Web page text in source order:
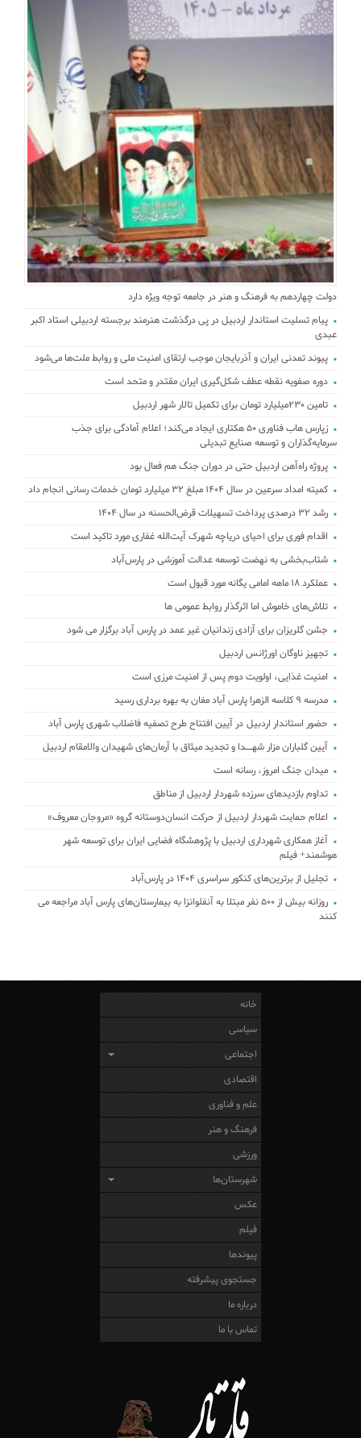
دولت چهاردهم به فرهنگ و هنر در جامعه توجه ویژه دارد
پیام تسلیت استاندار اردبیل در پی درگذشت هنرمند برجسته اردبیلی استاد اکبر
عبدی
پیوند تمدنی ایران و آذربایجان موجب ارتقای امنیت ملی و روابط ملت‌ها می‌شود
دوره صفویه نقطه عطف شکل‌گیری ایران مقتدر و متحد است
تامین ۲۳۰میلیارد تومان برای تکمیل تالار شهر اردبیل
زپارس هاب فناوری ۵۰ هکتاری ایجاد می‌کند؛ اعلام آمادگی برای جذب
سرمایه‌گذاران و توسعه صنایع تبدیلی
پروژه راه‌آهن اردبیل حتی در دوران جنگ هم فعال بود
کمیته امداد سرعین در سال 1404 مبلغ 32 میلیارد تومان خدمات رسانی انجام داد
رشد ۳۲ درصدی پرداخت تسهیلات قرض‌الحسنه در سال ۱۴۰۴
اقدام فوری برای احیای دریاچه شهرک آیت‌الله غفاری مورد تاکید است
شتاب‌بخشی به نهضت توسعه عدالت آموزشی در پارس‌آباد
عملکرد ۱۸ ماهه امامی یگانه مورد قبول است
تلاش‌های خاموش اما اثرگذار روابط عمومی ها
جشن گلریزان برای آزادی زندانیان غیر عمد در پارس آباد برگزار می شود
تجهیز ناوگان اورژانس اردبیل
امنیت غذایی، اولویت دوم پس از امنیت مرزی است
مدرسه ۹ کلاسه الزهرا پارس آباد مغان به بهره برداری رسید
حضور استاندار اردبیل در آیین افتتاح طرح تصفیه فاضلاب شهری پارس آباد
آیین گلباران مزار شهــدا و تجدید میثاق با آرمان‌های شهیدان والامقام اردبیل
میدان جنگ امروز، رسانه است
تداوم بازدیدهای سرزده شهردار اردبیل از مناطق
اعلام حمایت شهردار اردبیل از حرکت انسان‌دوستانه گروه «مروجان معروف»
آغاز همکاری شهرداری اردبیل با پژوهشگاه فضایی ایران برای توسعه شهر
هوشمند+ فیلم
تجلیل از برترین‌های کنکور سراسری ۱۴۰۴ در پارس‌آباد
روزانه بیش از ۵۰۰ نفر مبتلا به آنفلوانزا به بیمارستان‌های پارس آباد مراجعه می
کنند
خانه
سیاسی
اجتماعی
اقتصادی
علم و فناوری
فرهنگ و هنر
ورزشی
شهرستان‌ها
عکس
فیلم
پیوندها
جستجوی پیشرفته
درباره ما
تماس با ما